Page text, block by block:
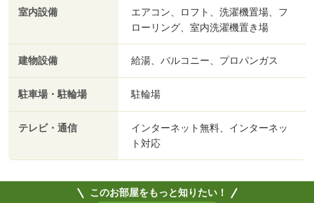
室内設備
エアコン、ロフト、洗濯機置場、フ
ローリング、室内洗濯機置き場
建物設備 給湯、バルコニー、プロパンガス
駐車場・駐輪場 駐輪場
テレビ・通信
インターネット無料、インターネッ
ト対応
このお部屋をもっと知りたい！